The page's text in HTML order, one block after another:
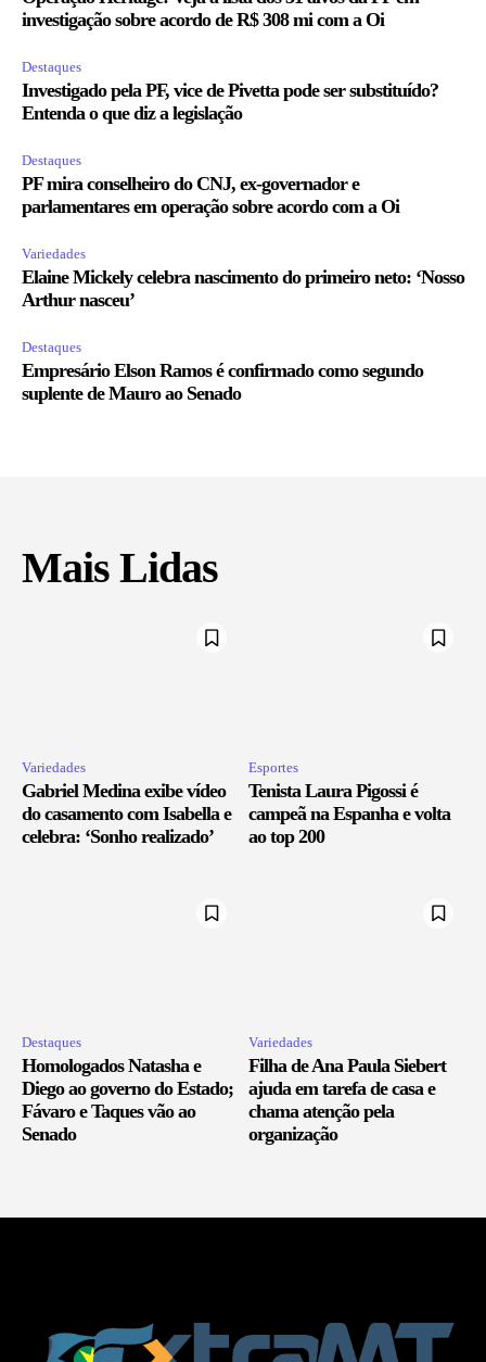
investigação sobre acordo de R$ 308 mi com a Oi
Destaques
Investigado pela PF, vice de Pivetta pode ser substituído?
Entenda o que diz a legislação
Destaques
PF mira conselheiro do CNJ, ex-governador e
parlamentares em operação sobre acordo com a Oi
Variedades
Elaine Mickely celebra nascimento do primeiro neto: ‘Nosso
Arthur nasceu’
Destaques
Empresário Elson Ramos é confirmado como segundo
suplente de Mauro ao Senado
Mais Lidas
Variedades
Gabriel Medina exibe vídeo
do casamento com Isabella e
celebra: ‘Sonho realizado’
Esportes
Tenista Laura Pigossi é
campeã na Espanha e volta
ao top 200
Destaques
Homologados Natasha e
Diego ao governo do Estado;
Fávaro e Taques vão ao
Senado
Variedades
Filha de Ana Paula Siebert
ajuda em tarefa de casa e
chama atenção pela
organização